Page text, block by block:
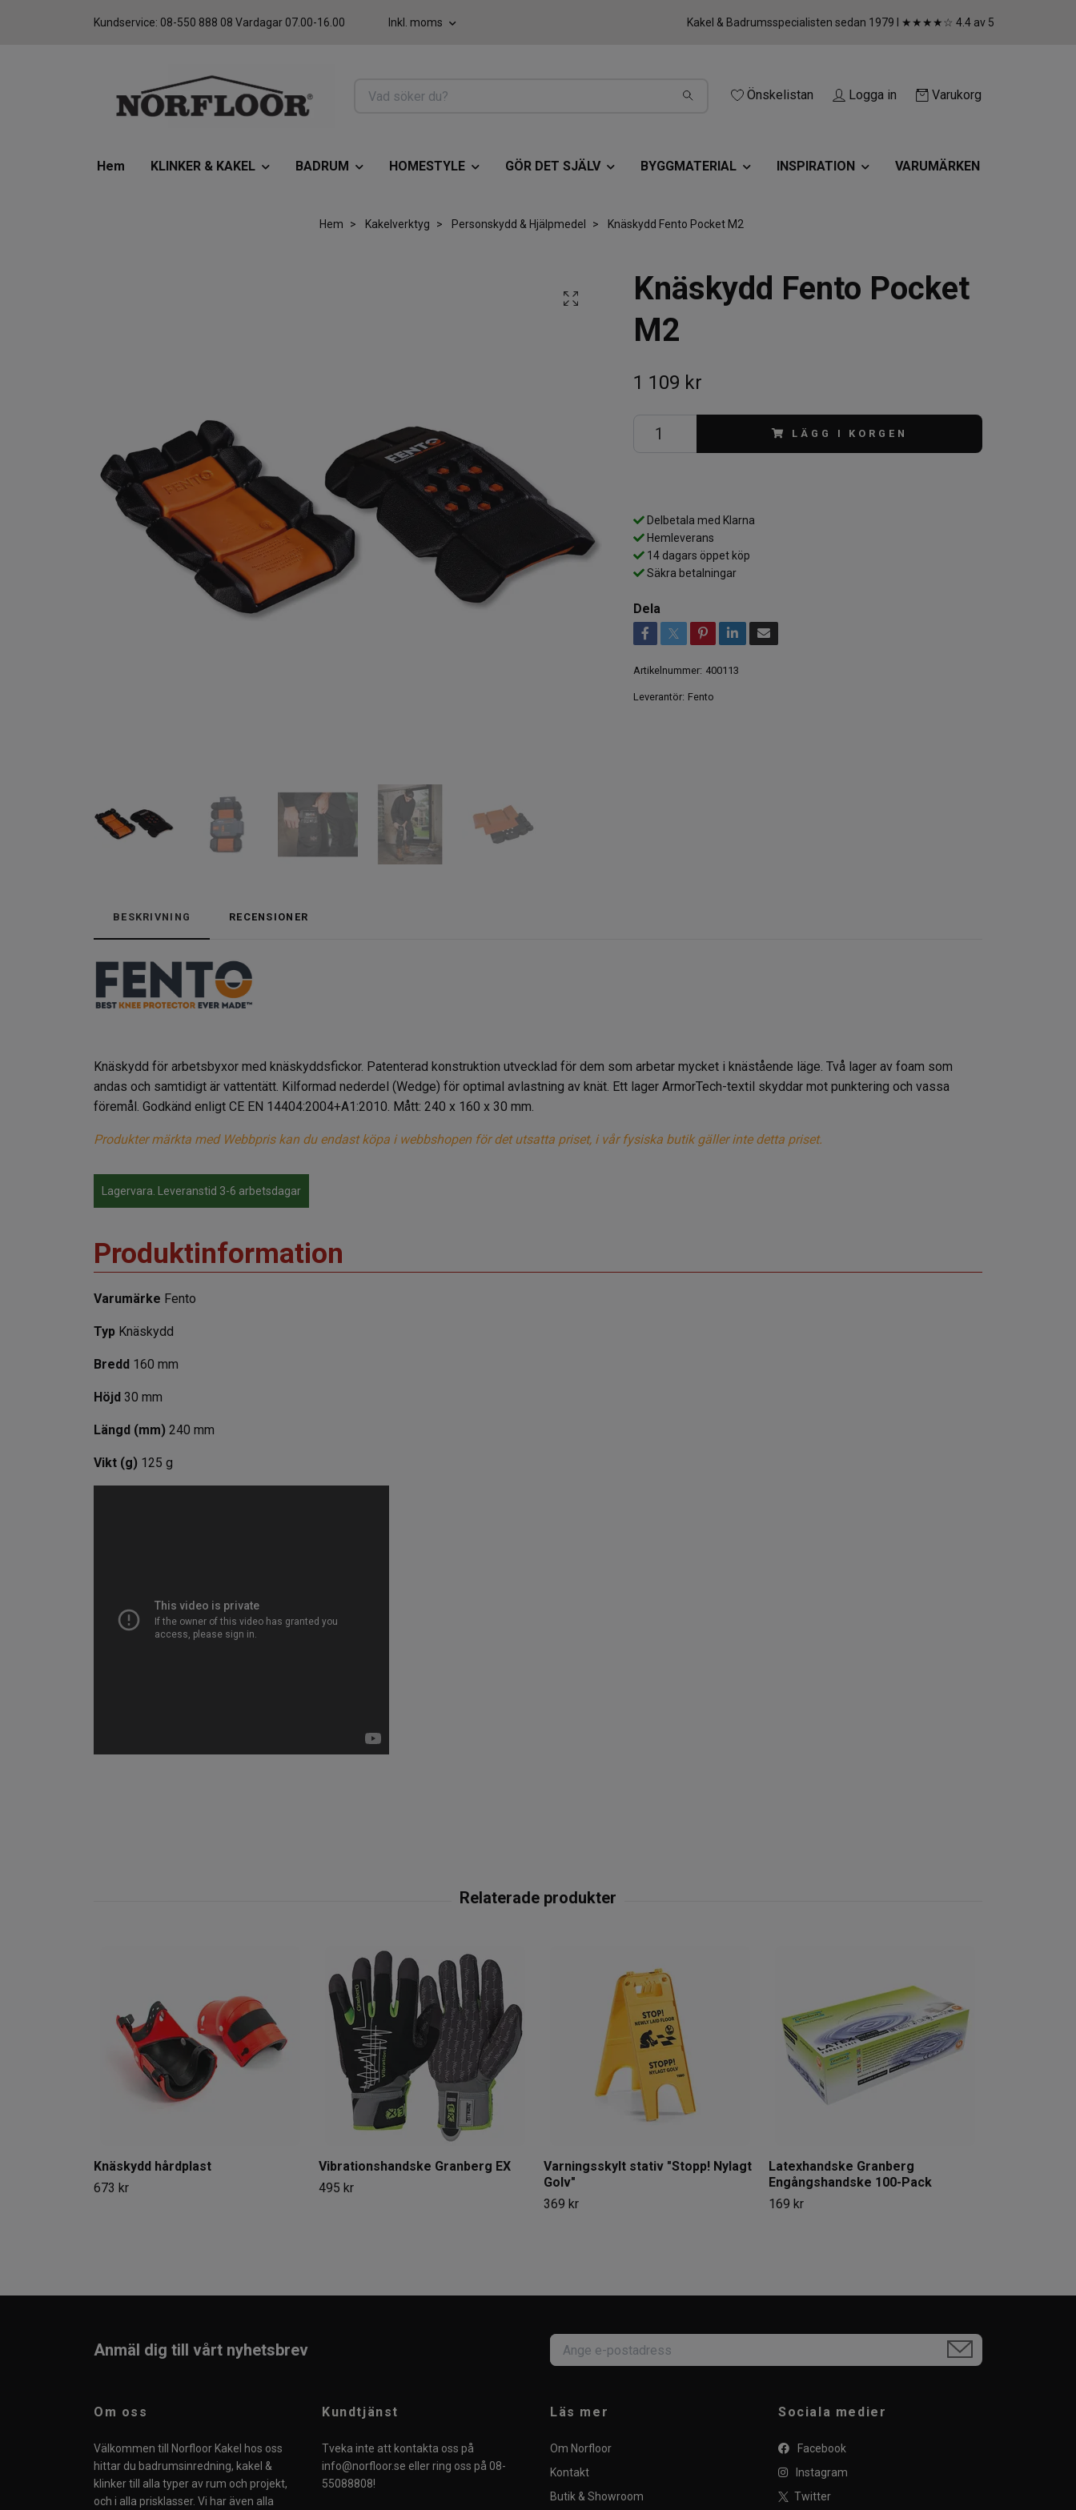
Kundservice: 08-550 888 08 Vardagar 07.00-16.00 Inkl. moms Kakel & Badrumsspecialisten sedan 1979 I ★★★★☆ 4.4 av 5
Önskelistan Logga in Varukorg
Hem KLINKER & KAKEL BADRUM HOMESTYLE GÖR DET SJÄLV BYGGMATERIAL INSPIRATION VARUMÄRKEN
Hem Kakelverktyg Personskydd & Hjälpmedel Knäskydd Fento Pocket M2
Knäskydd Fento Pocket
M2
1 109 kr
LÄGG I KORGEN
Delbetala med Klarna
Hemleverans
14 dagars öppet köp
Säkra betalningar
Dela
Artikelnummer: 400113
Leverantör: Fento
BESKRIVNING RECENSIONER
Knäskydd för arbetsbyxor med knäskyddsfickor. Patenterad konstruktion utvecklad för dem som arbetar mycket i knästående läge. Två lager av foam som
andas och samtidigt är vattentätt. Kilformad nederdel (Wedge) för optimal avlastning av knät. Ett lager ArmorTech-textil skyddar mot punktering och vassa
föremål. Godkänd enligt CE EN 14404:2004+A1:2010. Mått: 240 x 160 x 30 mm.
Produkter märkta med Webbpris kan du endast köpa i webbshopen för det utsatta priset, i vår fysiska butik gäller inte detta priset.
Lagervara. Leveranstid 3-6 arbetsdagar
Produktinformation
Varumärke Fento
Typ Knäskydd
Bredd 160 mm
Höjd 30 mm
Längd (mm) 240 mm
Vikt (g) 125 g
Knäskydd hårdplast
673 kr
Vibrationshandske Granberg EX
495 kr
Varningsskylt stativ "Stopp! Nylagt
Golv"
369 kr
Latexhandske Granberg
Engångshandske 100-Pack
169 kr
Anmäl dig till vårt nyhetsbrev
Om oss
Välkommen till Norfloor Kakel hos oss
hittar du badrumsinredning, kakel &
klinker till alla typer av rum och projekt,
och i alla prisklasser. Vi har även alla
Kundtjänst
Tveka inte att kontakta oss på
info@norfloor.se eller ring oss på 08-
55088808!
Läs mer
Om Norfloor
Kontakt
Butik & Showroom
Sociala medier
Facebook
Instagram
Twitter